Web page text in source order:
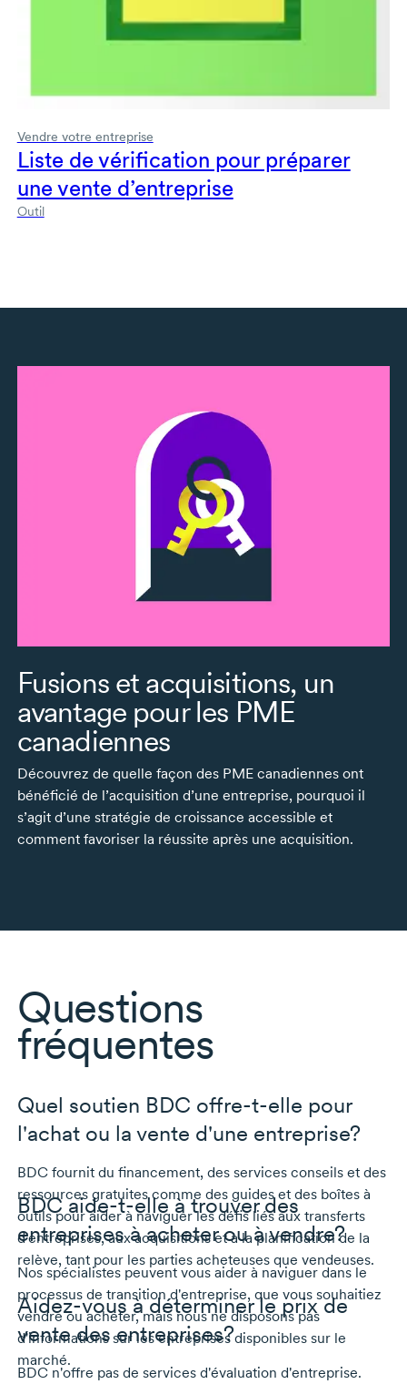
Vendre votre entreprise
Liste de vérification pour préparer
une vente d’entreprise
Outil
Fusions et acquisitions, un
avantage pour les PME
canadiennes
Découvrez de quelle façon des PME canadiennes ont
bénéficié de l’acquisition d’une entreprise, pourquoi il
s’agit d’une stratégie de croissance accessible et
comment favoriser la réussite après une acquisition.
Questions
fréquentes
Quel soutien BDC offre-t-elle pour
l'achat ou la vente d'une entreprise?
BDC fournit du financement, des services conseils et des
ressources gratuites comme des guides et des boîtes à
outils pour aider à naviguer les défis liés aux transferts
d'entreprises, aux acquisitions et à la planification de la
relève, tant pour les parties acheteuses que vendeuses.
BDCaide-t-elleà trouver des
entreprises à acheter ou à vendre?
Nos spécialistes peuvent vous aider à naviguer dans le
processus de transition d'entreprise, que vous souhaitiez
vendre ou acheter, mais nous ne disposons pas
d'informations sur les entreprises disponibles sur le
marché.
Aidez-vous à déterminer le prix de
vente des entreprises?
BDC n'offre pas de services d'évaluation d'entreprise.